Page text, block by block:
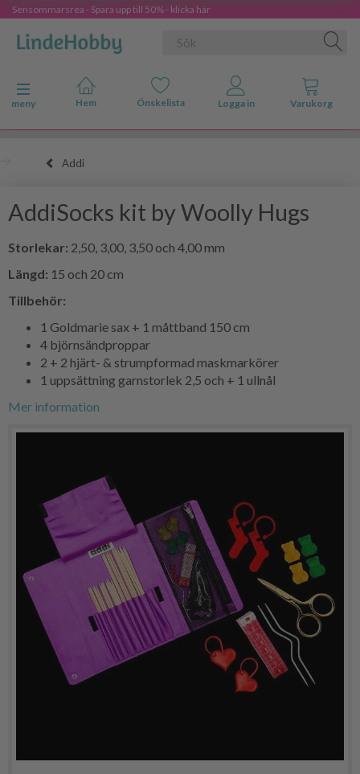
Sensommarsrea - Spara upp till 50% - klicka här
Ändra navigering
meny
Addi
AddiSocks kit by Woolly Hugs
Storlekar: 2,50, 3,00, 3,50 och 4,00 mm
Längd: 15 och 20 cm
Tillbehör:
1 Goldmarie sax + 1 måttband 150 cm
4 björnsändproppar
2 + 2 hjärt- & strumpformad maskmarkörer
1 uppsättning garnstorlek 2,5 och + 1 ullnål
Mer information